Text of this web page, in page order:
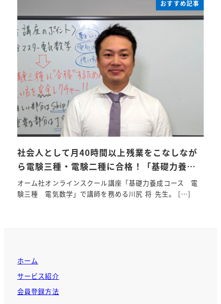
おすすめ記事
社会人として月40時間以上残業をこなしなが
ら電験三種・電験二種に合格！「基礎力養…
オーム社オンラインスクール講座「基礎力養成コース 電
験三種 電気数学」で講師を務める川尻 将 先生。 […]
ホーム
サービス紹介
会員登録方法